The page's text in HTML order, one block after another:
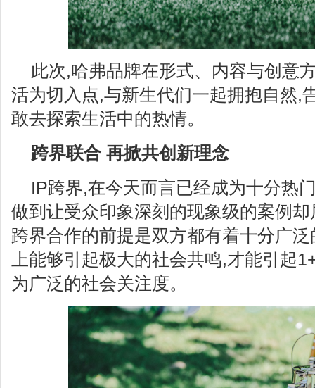
此次,哈弗品牌在形式、内容与创意
活为切入点,与新生代们一起拥抱自然,
敢去探索生活中的热情。
跨界联合 再掀共创新理念
IP跨界,在今天而言已经成为十分热
做到让受众印象深刻的现象级的案例
跨界合作的前提是双方都有着十分广
上能够引起极大的社会共鸣,才能引起
为广泛的社会关注度。